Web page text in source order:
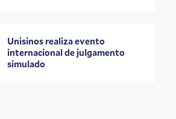
Unisinos realiza evento
internacional de julgamento
simulado